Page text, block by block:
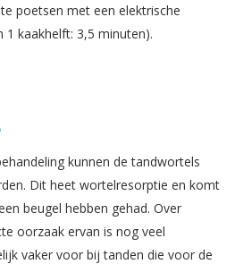
poetsen met een elektrische
kaakhelft: 3,5 minuten).
kunnen de tandwortels
Dit heet wortelresorptie en komt
beugel hebben gehad. Over
oorzaak ervan is nog veel
vaker voor bij tanden die voor de